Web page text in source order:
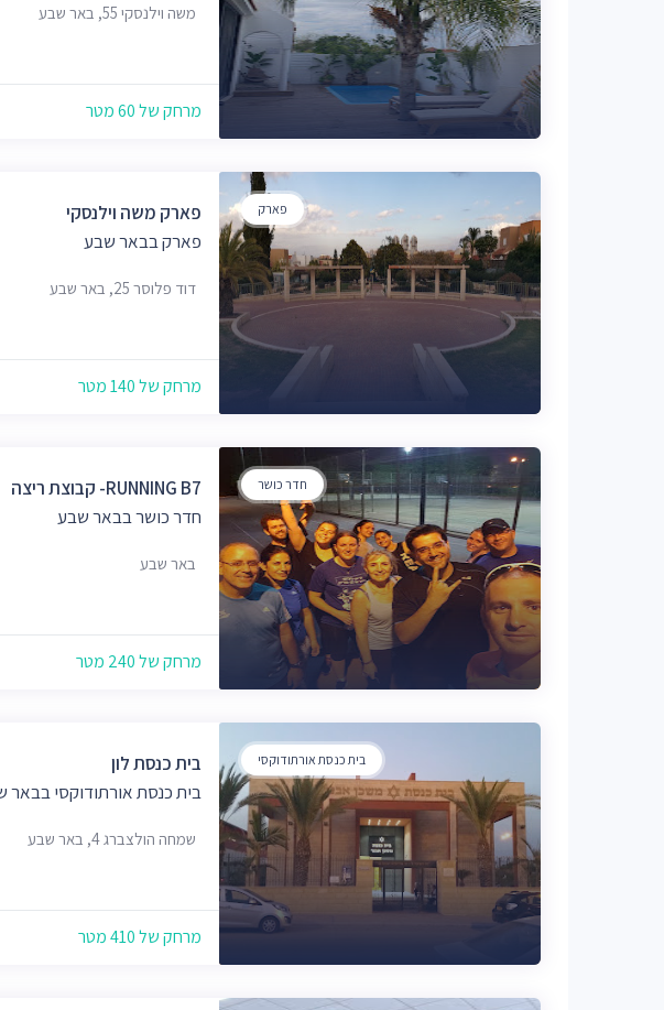
משה וילנסקי 55, באר שבע
מרחק של 60 מטר
פארק
פארק משה וילנסקי
פארק בבאר שבע
דוד פלוסר 25, באר שבע
מרחק של 140 מטר
חדר כושר
RUNNING B7- קבוצת ריצה
חדר כושר בבאר שבע
באר שבע
מרחק של 240 מטר
בית כנסת אורתודוקסי
בית כנסת לון
בית כנסת אורתודוקסי בבאר
שמחה הולצברג 4, באר שבע
מרחק של 410 מטר